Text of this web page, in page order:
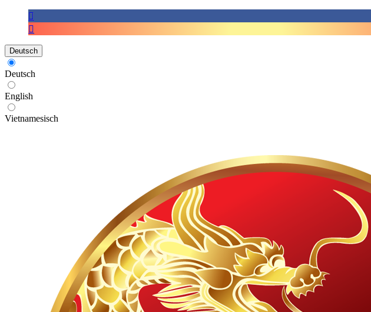
Deutsch
Deutsch
English
Vietnamesisch